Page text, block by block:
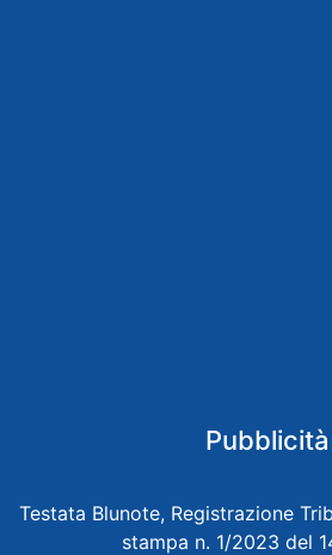
Pubblicità
Testata Blunote, Registrazione
stampa n. 1/2023 del